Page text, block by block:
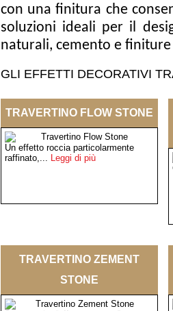
con una finitura che
soluzioni ideali per il
naturali, cemento e finiture
GLI EFFETTI DECORATIVI
TRAVERTINO FLOW STONE
Un effetto roccia particolarmente
raffinato,... Leggi di più
TRAVERTINO ZEMENT
STONE